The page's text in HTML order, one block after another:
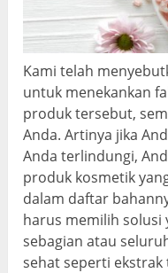
Kami telah
untuk menekankan
produk tersebut,
Anda. Artinya jika
Anda terlindungi,
produk kosmetik
dalam daftar
harus memilih solusi
sebagian atau
sehat seperti